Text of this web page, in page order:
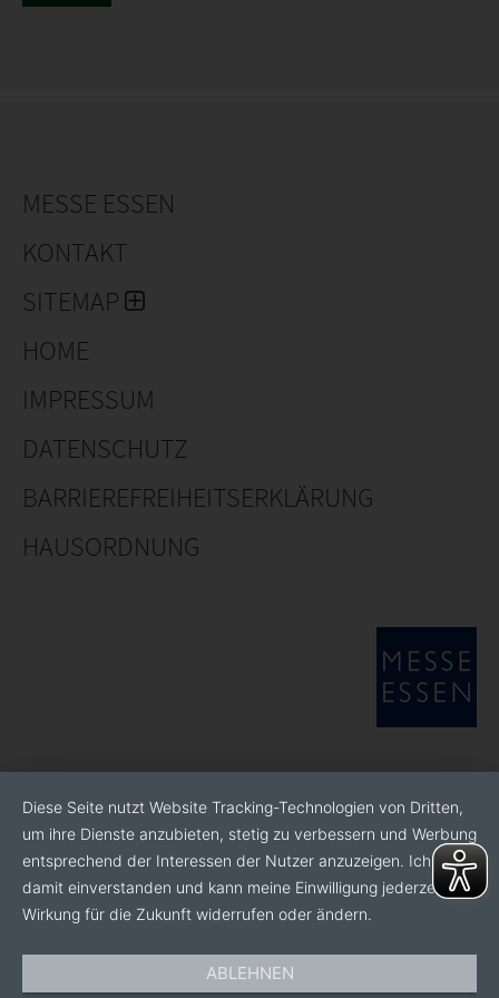
MESSE ESSEN
KONTAKT
SITEMAP
HOME
IMPRESSUM
DATENSCHUTZ
BARRIEREFREIHEITSERKLÄRUNG
HAUSORDNUNG
Diese Seite nutzt Website Tracking-Technologien von Dritten,
um ihre Dienste anzubieten, stetig zu verbessern und Werbung
entsprechend der Interessen der Nutzer anzuzeigen. Ich bin
damit einverstanden und kann meine Einwilligung jederzeit mit
Wirkung für die Zukunft widerrufen oder ändern.
ABLEHNEN